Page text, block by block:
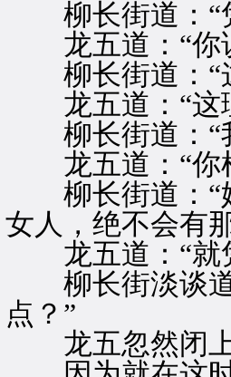
柳长街道：“
龙五道：“你
柳长街道：“
龙五道：“这
柳长街道：“
龙五道：“你
柳长街道：“
女人，绝不会有
龙五道：“就
柳长街淡谈道
点？”
龙五忽然闭上